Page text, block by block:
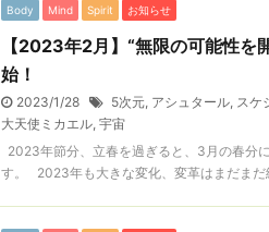
Body Mind Spirit お知らせ
【2023年2月】“無限の可能性を
始！
2023/1/28 5次元, アシュタール, スケ
大天使ミカエル, 宇宙
2023年節分、立春を過ぎると、3月の春分
す。 2023年も大きな変化、変革はまだまだ